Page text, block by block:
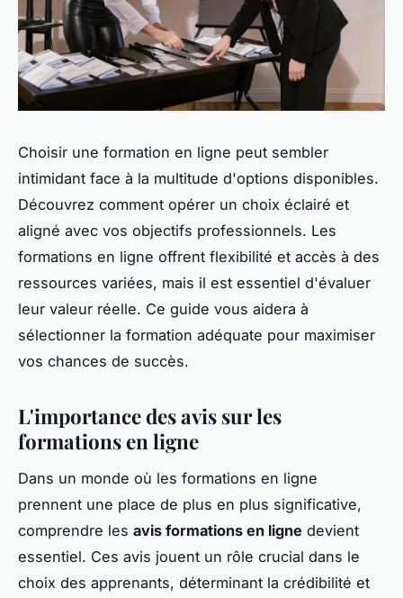
Choisir une formation en ligne peut sembler
intimidant face à la multitude d'options disponibles.
Découvrez comment opérer un choix éclairé et
aligné avec vos objectifs professionnels. Les
formations en ligne offrent flexibilité et accès à des
ressources variées, mais il est essentiel d'évaluer
leur valeur réelle. Ce guide vous aidera à
sélectionner la formation adéquate pour maximiser
vos chances de succès.
L'importance des avis sur les
formations en ligne
Dans un monde où les formations en ligne
prennent une place de plus en plus significative,
comprendre les avis formations en ligne devient
essentiel. Ces avis jouent un rôle crucial dans le
choix des apprenants, déterminant la crédibilité et